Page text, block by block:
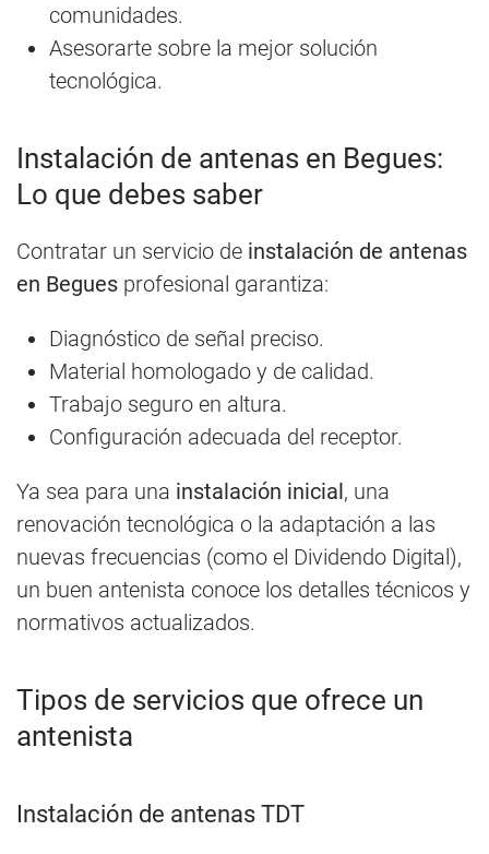
comunidades.
Asesorarte sobre la mejor solución
tecnológica.
Instalación de antenas en Begues:
Lo que debes saber
Contratar un servicio de instalación de antenas
en Begues profesional garantiza:
Diagnóstico de señal preciso.
Material homologado y de calidad.
Trabajo seguro en altura.
Configuración adecuada del receptor.
Ya sea para una instalación inicial, una
renovación tecnológica o la adaptación a las
nuevas frecuencias (como el Dividendo Digital),
un buen antenista conoce los detalles técnicos y
normativos actualizados.
Tipos de servicios que ofrece un
antenista
Instalación de antenas TDT